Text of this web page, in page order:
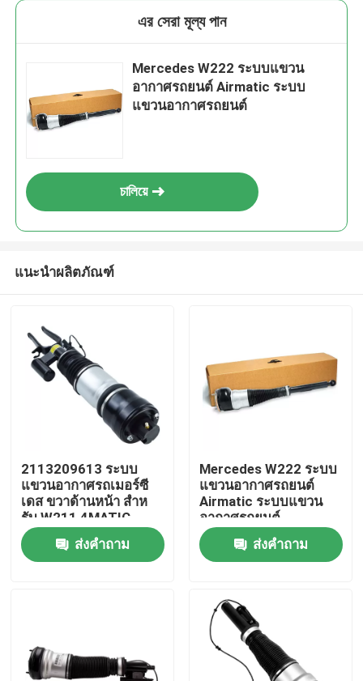
สินค้า
วิดีโอ
ทัวร์โรงงาน
এর সেরা মূল্য পান
Mercedes W222 ระบบแขวน
อากาศรถยนต์ Airmatic ระบบ
แขวนอากาศรถยนต์
চালিয়ে
แนะนำผลิตภัณฑ์
2113209613 ระบบ
แขวนอากาศรถเมอร์ซี
เดส ขวาด้านหน้า สําห
รับ W211 4MATIC
ส่งคำถาม
Mercedes W222 ระบบ
แขวนอากาศรถยนต์
Airmatic ระบบแขวน
อากาศรถยนต์
ส่งคำถาม